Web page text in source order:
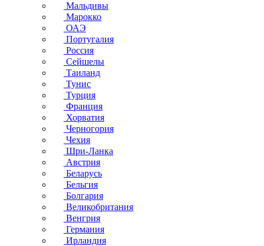
Мальдивы
Марокко
ОАЭ
Португалия
Россия
Сейшелы
Таиланд
Тунис
Турция
Франция
Хорватия
Черногория
Чехия
Шри-Ланка
Австрия
Беларусь
Бельгия
Болгария
Великобритания
Венгрия
Германия
Ирландия